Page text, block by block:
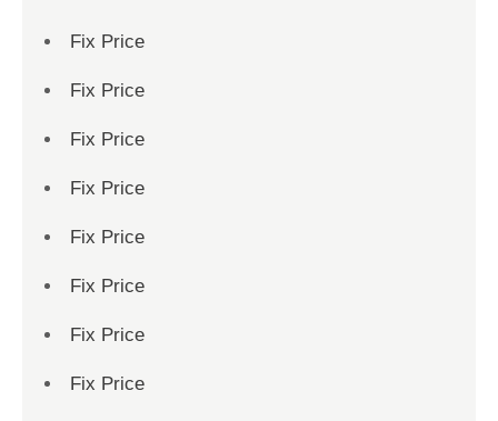
Fix Price
Fix Price
Fix Price
Fix Price
Fix Price
Fix Price
Fix Price
Fix Price